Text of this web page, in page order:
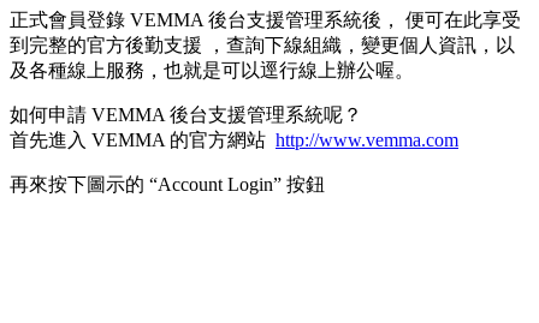
正式會員登錄 VEMMA 後台支援管理系統後， 便可在此享受
到完整的官方後勤支援 ，查詢下線組織，變更個人資訊，以
及各種線上服務，也就是可以逕行線上辦公喔。
如何申請 VEMMA 後台支援管理系統呢？
首先進入 VEMMA 的官方網站 http://www.vemma.com
再來按下圖示的 “Account Login” 按鈕